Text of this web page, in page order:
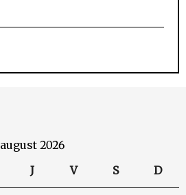
august 2026
J V S D